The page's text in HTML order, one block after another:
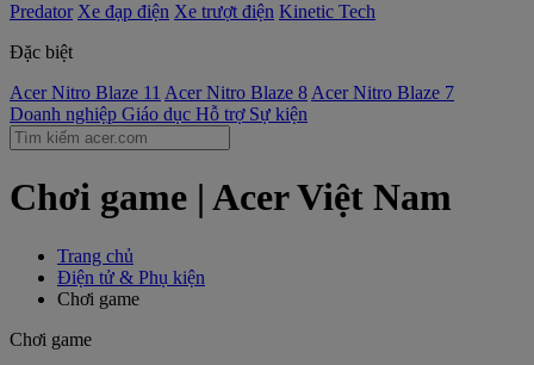
Predator Xe đạp điện Xe trượt điện Kinetic Tech
Đặc biệt
Acer Nitro Blaze 11 Acer Nitro Blaze 8 Acer Nitro Blaze 7
Doanh nghiệp Giáo dục Hỗ trợ Sự kiện
Chơi game | Acer Việt Nam
Trang chủ
Điện tử & Phụ kiện
Chơi game
Chơi game